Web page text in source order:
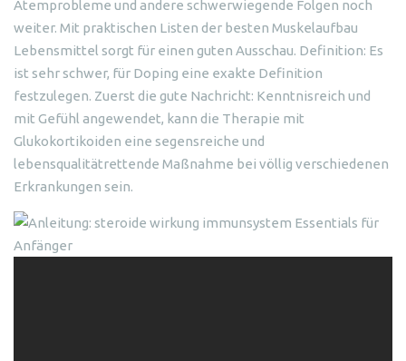
Atemprobleme und andere schwerwiegende Folgen noch
weiter. Mit praktischen Listen der besten Muskelaufbau
Lebensmittel sorgt für einen guten Ausschau. Definition: Es
ist sehr schwer, für Doping eine exakte Definition
festzulegen. Zuerst die gute Nachricht: Kenntnisreich und
mit Gefühl angewendet, kann die Therapie mit
Glukokortikoiden eine segensreiche und
lebensqualitätrettende Maßnahme bei völlig verschiedenen
Erkrankungen sein.